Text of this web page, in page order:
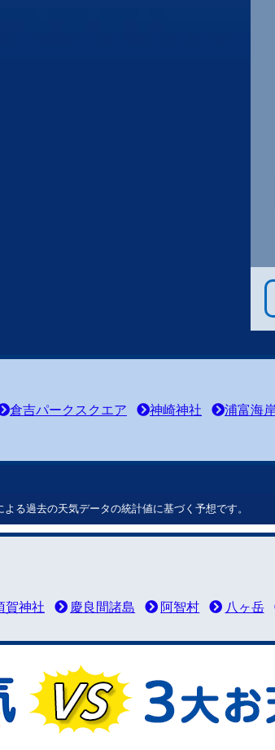
倉吉パークスクエア 神崎神社 浦富海岸
る過去の天気データの統計値に基づく予想です。
賀神社 慶良間諸島 阿智村 八ヶ岳